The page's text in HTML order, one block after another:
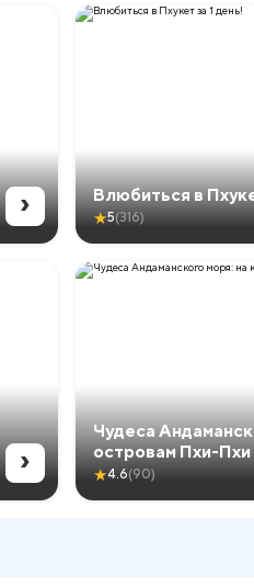
› Влюбиться в
★5(316)
›
Чудеса
островам Пхи-Пхи
★4.6(90)